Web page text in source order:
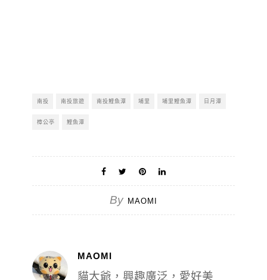
南投 南投旅遊 南投鯉魚潭 埔里 埔里鯉魚潭 日月潭
樟公亭 鯉魚潭
By MAOMI
MAOMI
貓大爺，興趣廣泛，愛好美